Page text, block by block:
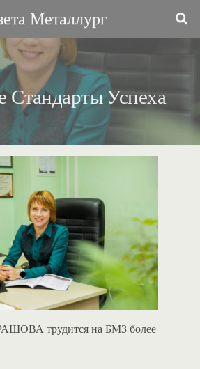
Металлург
Стандарты Успеха
трудится на БМЗ более